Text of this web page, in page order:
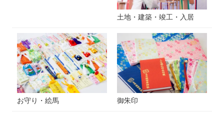
土地・建築・竣工・入居
お守り・絵馬 御朱印